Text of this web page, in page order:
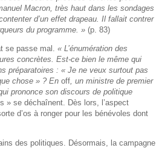
Macron, très haut dans les sondages
d’un effet drapeau. Il fallait contrer
du programme. » (p. 83)
se passe mal. « L’énumération des
concrètes. Est-ce bien le même qui
préparatoires : « Je ne veux surtout pas
chose » ? En off , un ministre de premier
prononce son discours de politique
» se déchaînent. Dès lors, l’aspect
d’os à ronger pour les bénévoles dont
des politiques. Désormais, la campagne